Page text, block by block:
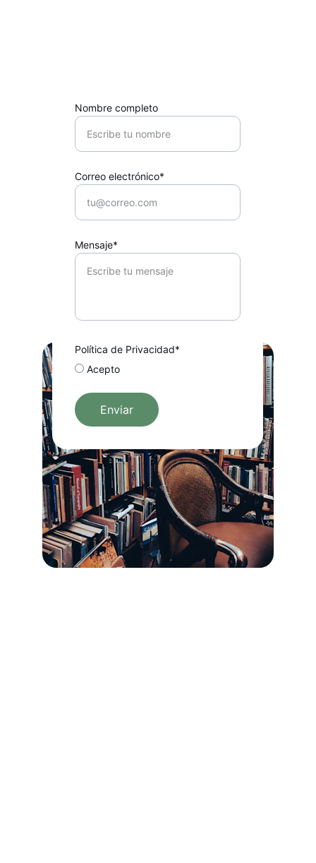
Nombre completo
Correo electrónico*
Mensaje*
Política de Privacidad*
Acepto
Enviar